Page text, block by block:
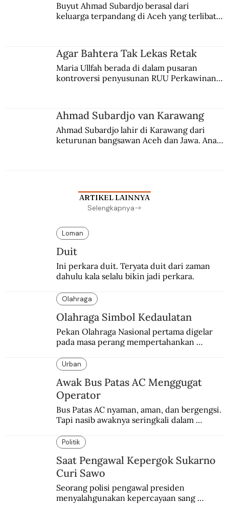
Buyut Ahmad Subardjo berasal dari
keluarga terpandang di Aceh yang terlibat
agama Islam. Anaknya mengikuti jejaknya.
Agar Bahtera Tak Lekas Retak
Maria Ullfah berada di dalam pusaran
kontroversi penyusunan RUU Perkawinan.
Ahmad Subardjo van Karawang
Ahmad Subardjo lahir di Karawang dari
keturunan bangsawan Aceh dan Jawa. Anak
ARTIKEL LAINNYA
Selengkapnya
Loman
Duit
Ini perkara duit. Teryata duit dari zaman
dahulu kala selalu bikin jadi perkara.
Olahraga
Olahraga Simbol Kedaulatan
Pekan Olahraga Nasional pertama digelar
pada masa perang mempertahankan
Urban
Awak Bus Patas AC Menggugat
Operator
Bus Patas AC nyaman, aman, dan bergengsi.
Tapi nasib awaknya seringkali dalam
Politik
Saat Pengawal Kepergok Sukarno
Curi Sawo
Seorang polisi pengawal presiden
menyalahgunakan kepercayaan sang